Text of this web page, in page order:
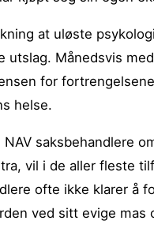
at uløste
utslag. Månedsvis
for
helse.
saksbehandlere
vil i de aller fleste
ofte ikke klarer å
ved sitt evige